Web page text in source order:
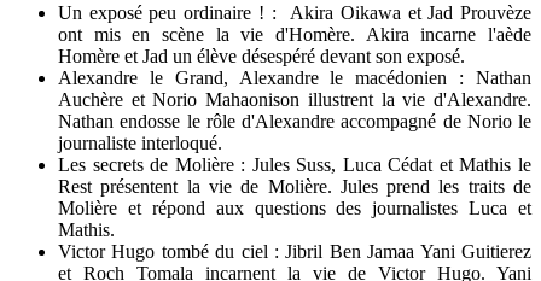
Un exposé peu ordinaire ! : Akira Oikawa et Jad Prouvèze
ont mis en scène la vie d'Homère. Akira incarne l'aède
Homère et Jad un élève désespéré devant son exposé.
Alexandre le Grand, Alexandre le macédonien : Nathan
Auchère et Norio Mahaonison illustrent la vie d'Alexandre.
Nathan endosse le rôle d'Alexandre accompagné de Norio le
journaliste interloqué.
Les secrets de Molière : Jules Suss, Luca Cédat et Mathis le
Rest présentent la vie de Molière. Jules prend les traits de
Molière et répond aux questions des journalistes Luca et
Mathis.
Victor Hugo tombé du ciel : Jibril Ben Jamaa Yani Guitierez
et Roch Tomala incarnent la vie de Victor Hugo. Yani